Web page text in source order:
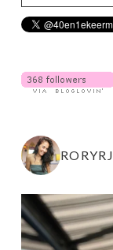
RORYRJ